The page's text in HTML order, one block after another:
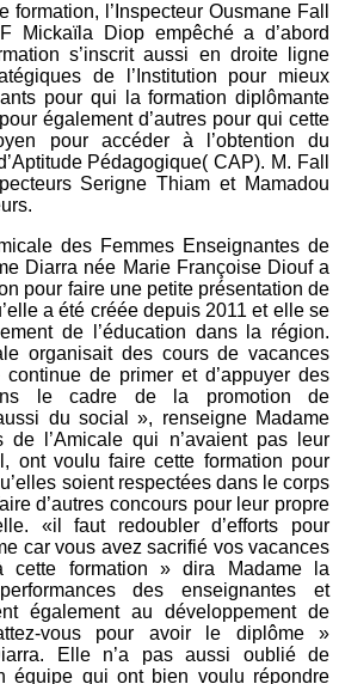
formation, l’Inspecteur Ousmane Fall
Mickaïla Diop empêché a d’abord
s’inscrit aussi en droite ligne
de l’Institution pour mieux
pour qui la formation diplômante
également d’autres pour qui cette
pour accéder à l’obtention du
Pédagogique( CAP). M. Fall
Serigne Thiam et Mamadou
des Femmes Enseignantes de
Diarra née Marie Françoise Diouf a
pour faire une petite présentation de
a été créée depuis 2011 et elle se
de l’éducation dans la région.
organisait des cours de vacances
de primer et d’appuyer des
le cadre de la promotion de
du social », renseigne Madame
de l’Amicale qui n’avaient pas leur
ont voulu faire cette formation pour
soient respectées dans le corps
d’autres concours pour leur propre
«il faut redoubler d’efforts pour
car vous avez sacrifié vos vacances
cette formation » dira Madame la
des enseignantes et
également au développement de
vous pour avoir le diplôme »
Elle n’a pas aussi oublié de
équipe qui ont bien voulu répondre